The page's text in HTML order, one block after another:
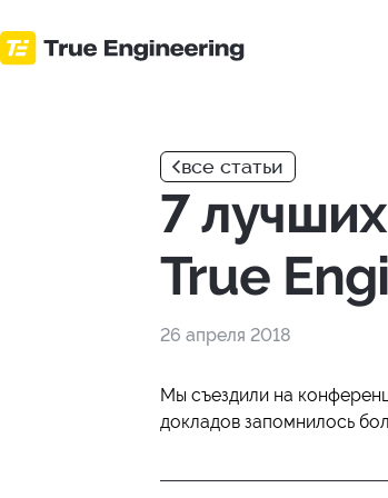
к
основному
все статьи
7
True
26 апреля 2018
Мы съездили на
докладов запомнилось